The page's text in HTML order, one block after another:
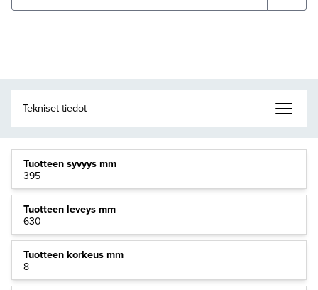
Tuotteen syvyys mm
395
Tuotteen leveys mm
630
Tuotteen korkeus mm
8